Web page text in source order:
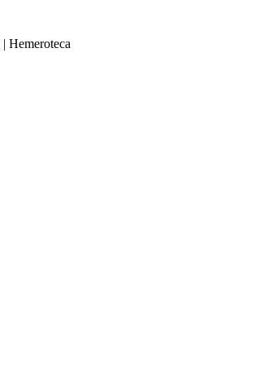
| Hemeroteca